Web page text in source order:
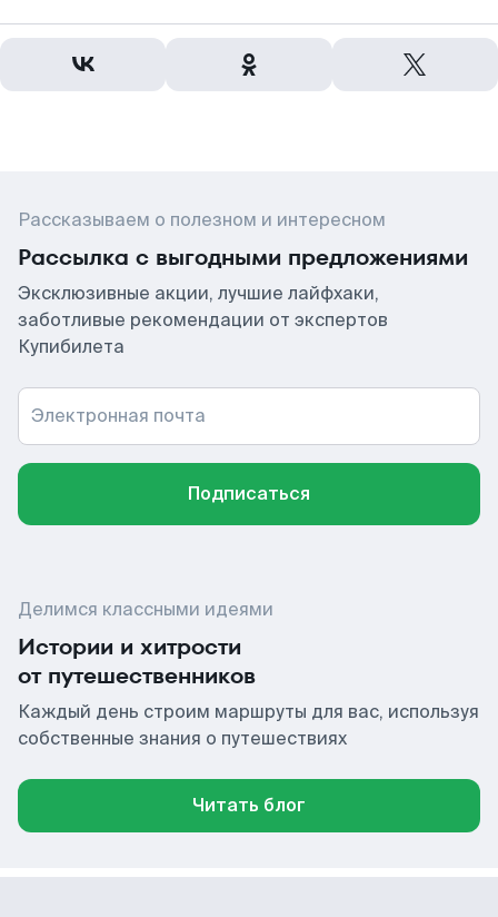
Рассказываем о полезном и интересном
Рассылка с выгодными предложениями
Эксклюзивные акции, лучшие лайфхаки,
заботливые рекомендации от экспертов
Купибилета
Электронная почта
Подписаться
Делимся классными идеями
Истории и хитрости
от путешественников
Каждый день строим маршруты для вас, используя
собственные знания о путешествиях
Читать блог